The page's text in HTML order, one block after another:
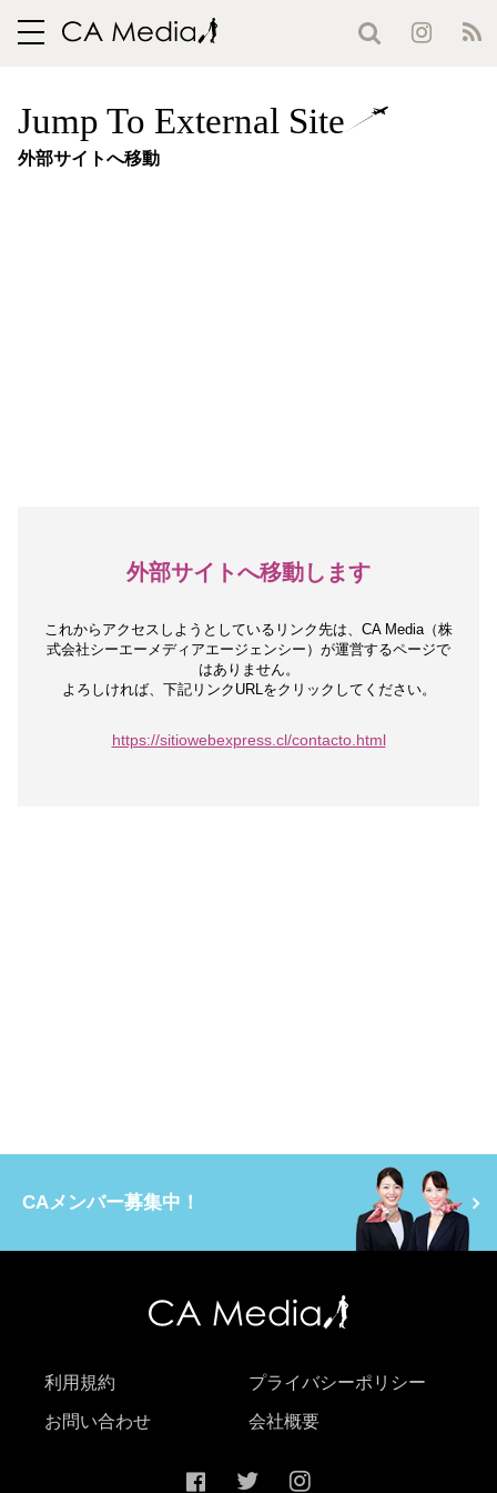
toggle
Jump To External Site
外部サイトへ移動
外部サイトへ移動します
これからアクセスしようとしているリンク先は、 CA Media（株
式会社シーエーメディアエージェンシー）が運営するページで
はありません。
よろしければ、下記リンクURLをクリックしてください。
https://sitiowebexpress.cl/contacto.html
CAメンバー募集中！
利用規約 プライバシーポリシー
お問い合わせ 会社概要